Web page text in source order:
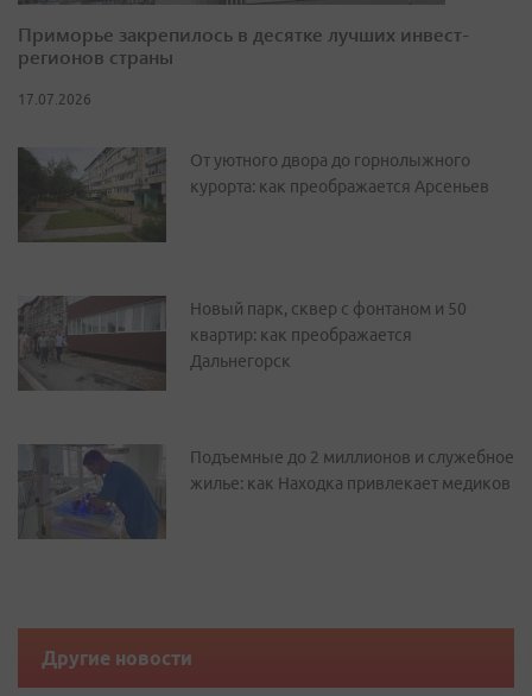
Приморье закрепилось в десятке лучших инвест-
регионов страны
17.07.2026
От уютного двора до горнолыжного
курорта: как преображается Арсеньев
Новый парк, сквер с фонтаном и 50
квартир: как преображается
Дальнегорск
Подъемные до 2 миллионов и служебное
жилье: как Находка привлекает медиков
Другие новости